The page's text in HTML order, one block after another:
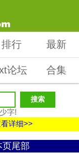
排行 最新
论坛 合集
字!
详细>>
尾部